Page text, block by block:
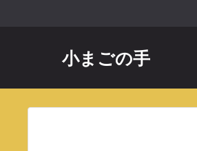
へ
小まごの手